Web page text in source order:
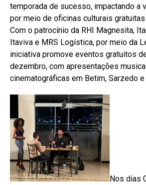
temporada de sucesso, impactando a
por meio de oficinas culturais
Com o patrocínio da RHI Magnesita,
Itaviva e MRS Logística, por meio da
iniciativa promove eventos gratuitos
dezembro, com apresentações
cinematográficas em Betim, Sarzedo
Nos dias